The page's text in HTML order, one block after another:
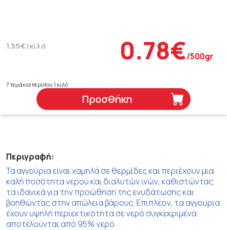
1.55€/κιλό 0.78€/500gr
7 τεμάχια περίπου 1 κιλό
Προσθήκη
Περιγραφή:
Τα αγγούρια είναι χαμηλά σε θερμίδες και περιέχουν μια
καλή ποσότητα νερού και διαλυτών ινών, καθιστώντας
τα ιδανικά για την προώθηση της ενυδάτωσης και
βοηθώντας στην απώλεια βάρους. Επιπλέον, τα αγγούρια
έχουν υψηλή περιεκτικότητα σε νερό συγκεκριμένα
αποτελούνται από 95% νερό.